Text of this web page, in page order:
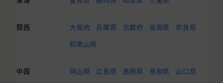
関西 大阪府 兵庫県 京都府 滋賀県
奈良県
和歌山県
中国 岡山県 広島県 島根県 鳥取県 山口県